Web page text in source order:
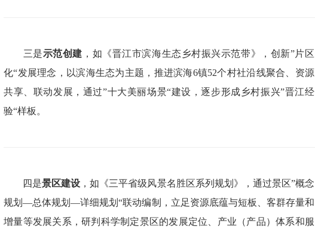
三是示范创建 ，如《晋江市滨海生态乡村振兴示范带》，创新”片区
化“发展理念，以滨海生态为主题，推进滨海6镇52个村社沿线聚合、资源
共享、联动发展，通过”十大美丽场景“建设，逐步形成乡村振兴”晋江经
验“样板。
四是景区建设 ，如《三平省级风景名胜区系列规划》，通过景区”概念
规划—总体规划—详细规划“联动编制，立足资源底蕴与短板、客群存量和
增量等发展关系，研判科学制定景区的发展定位、产业（产品）体系和服